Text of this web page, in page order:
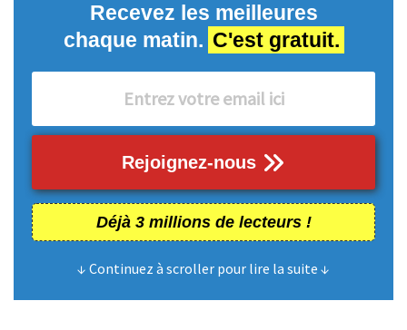
Recevez les meilleures
chaque matin. C'est gratuit.
Rejoignez-nous
Déjà 3 millions de lecteurs !
↓ Continuez à scroller pour lire la suite ↓